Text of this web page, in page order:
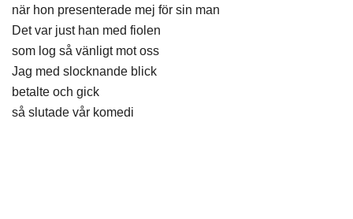
när hon presenterade mej för sin man
Det var just han med fiolen
som log så vänligt mot oss
Jag med slocknande blick
betalte och gick
så slutade vår komedi